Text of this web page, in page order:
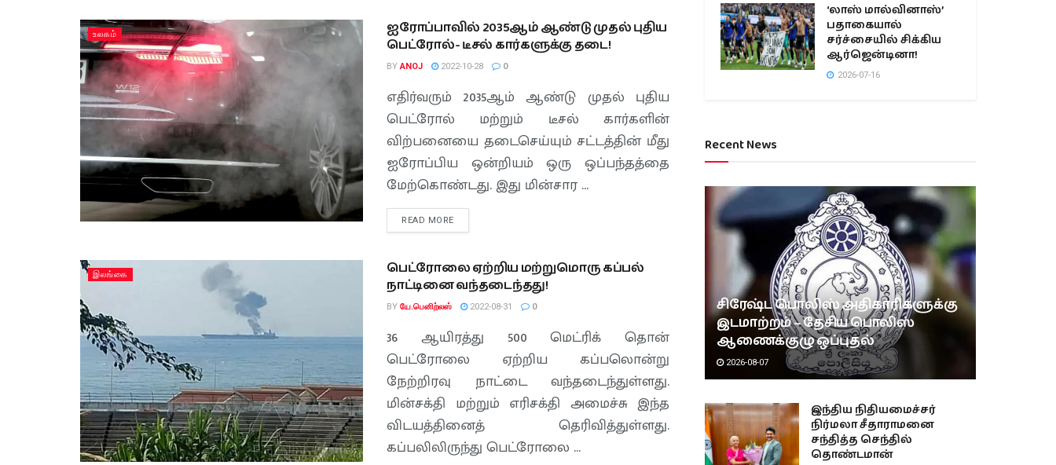
உலகம்
ஐரோப்பாவில் 2035ஆம் ஆண்டு முதல் புதிய
பெட்ரோல்- டீசல் கார்களுக்கு தடை!
BY ANOJ 2022-10-28 0
எதிர்வரும் 2035ஆம் ஆண்டு முதல் புதிய
பெட்ரோல் மற்றும் டீசல் கார்களின்
விற்பனையை தடைசெய்யும் சட்டத்தின் மீது
ஐரோப்பிய ஒன்றியம் ஒரு ஒப்பந்தத்தை
மேற்கொண்டது. இது மின்சார ...
READ MORE
இலங்கை
பெட்ரோலை ஏற்றிய மற்றுமொரு கப்பல்
நாட்டினை வந்தடைந்தது!
BY யே.பெனிற்லஸ் 2022-08-31 0
36 ஆயிரத்து 500 மெட்ரிக் தொன்
பெட்ரோலை ஏற்றிய கப்பலொன்று
நேற்றிரவு நாட்டை வந்தடைந்துள்ளது.
மின்சக்தி மற்றும் எரிசக்தி அமைச்சு இந்த
விடயத்தினைத் தெரிவித்துள்ளது.
கப்பலிலிருந்து பெட்ரோலை ...
‘லாஸ் மால்வினாஸ்’
பதாகையால்
சர்ச்சையில் சிக்கிய
ஆர்ஜென்டினா!
2026-07-16
Recent News
சிரேஷ்ட பொலிஸ் அதிகாரிகளுக்கு
இடமாற்றம் – தேசிய பொலிஸ்
ஆணைக்குழு ஒப்புதல்
2026-08-07
இந்திய நிதியமைச்சர்
நிர்மலா சீதாராமனை
சந்தித்த செந்தில்
தொண்டமான்